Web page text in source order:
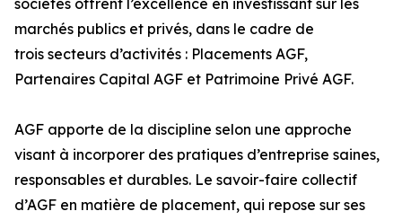
sociétés offrent l’excellence en investissant sur les
marchés publics et privés, dans le cadre de
trois secteurs d’activités : Placements AGF,
Partenaires Capital AGF et Patrimoine Privé AGF.
AGF apporte de la discipline selon une approche
visant à incorporer des pratiques d’entreprise saines,
responsables et durables. Le savoir-faire collectif
d’AGF en matière de placement, qui repose sur ses